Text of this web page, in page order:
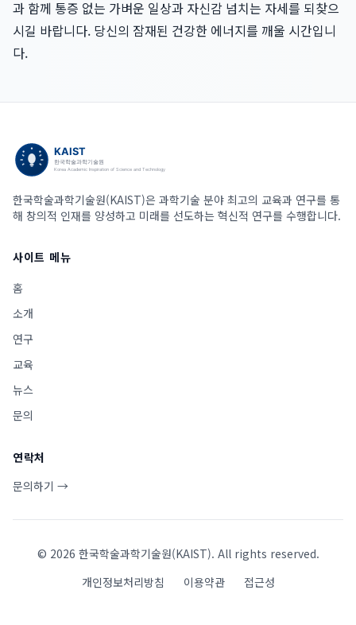
과 함께 통증 없는 가벼운 일상과 자신감 넘치는 자세를 되찾으
시길 바랍니다. 당신의 잠재된 건강한 에너지를 깨울 시간입니
다.
한국학술과학기술원(KAIST)은 과학기술 분야 최고의 교육과 연구를 통
해 창의적 인재를 양성하고 미래를 선도하는 혁신적 연구를 수행합니다.
사이트 메뉴
홈
소개
연구
교육
뉴스
문의
연락처
문의하기 →
© 2026 한국학술과학기술원(KAIST). All rights reserved.
개인정보처리방침
이용약관 접근성